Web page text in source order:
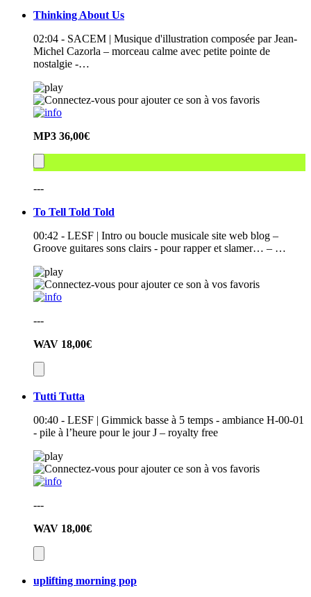
Thinking About Us
02:04 - SACEM | Musique d'illustration composée par Jean-
Michel Cazorla – morceau calme avec petite pointe de
nostalgie -…
MP3 36,00€
---
To Tell Told Told
00:42 - LESF | Intro ou boucle musicale site web blog –
Groove guitares sons clairs - pour rapper et slamer… – …
---
WAV 18,00€
Tutti Tutta
00:40 - LESF | Gimmick basse à 5 temps - ambiance H-00-01
- pile à l’heure pour le jour J – royalty free
---
WAV 18,00€
uplifting morning pop